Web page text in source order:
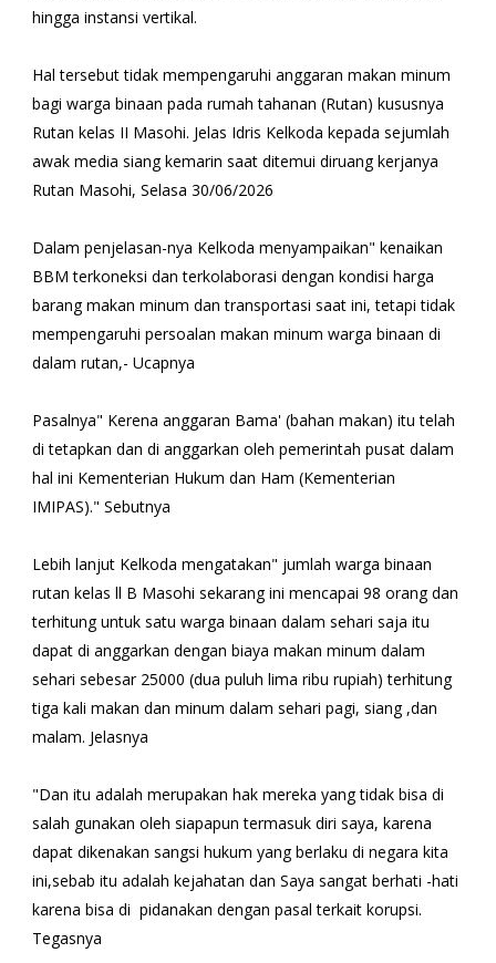
hingga instansi vertikal.
Hal tersebut tidak mempengaruhi anggaran makan minum
bagi warga binaan pada rumah tahanan (Rutan) kususnya
Rutan kelas II Masohi. Jelas Idris Kelkoda kepada sejumlah
awak media siang kemarin saat ditemui diruang kerjanya
Rutan Masohi, Selasa 30/06/2026
Dalam penjelasan-nya Kelkoda menyampaikan" kenaikan
BBM terkoneksi dan terkolaborasi dengan kondisi harga
barang makan minum dan transportasi saat ini, tetapi tidak
mempengaruhi persoalan makan minum warga binaan di
dalam rutan,- Ucapnya
Pasalnya" Kerena anggaran Bama' (bahan makan) itu telah
di tetapkan dan di anggarkan oleh pemerintah pusat dalam
hal ini Kementerian Hukum dan Ham (Kementerian
IMIPAS)." Sebutnya
Lebih lanjut Kelkoda mengatakan" jumlah warga binaan
rutan kelas ll B Masohi sekarang ini mencapai 98 orang dan
terhitung untuk satu warga binaan dalam sehari saja itu
dapat di anggarkan dengan biaya makan minum dalam
sehari sebesar 25000 (dua puluh lima ribu rupiah) terhitung
tiga kali makan dan minum dalam sehari pagi, siang ,dan
malam. Jelasnya
"Dan itu adalah merupakan hak mereka yang tidak bisa di
salah gunakan oleh siapapun termasuk diri saya, karena
dapat dikenakan sangsi hukum yang berlaku di negara kita
ini,sebab itu adalah kejahatan dan Saya sangat berhati -hati
karena bisa di pidanakan dengan pasal terkait korupsi.
Tegasnya